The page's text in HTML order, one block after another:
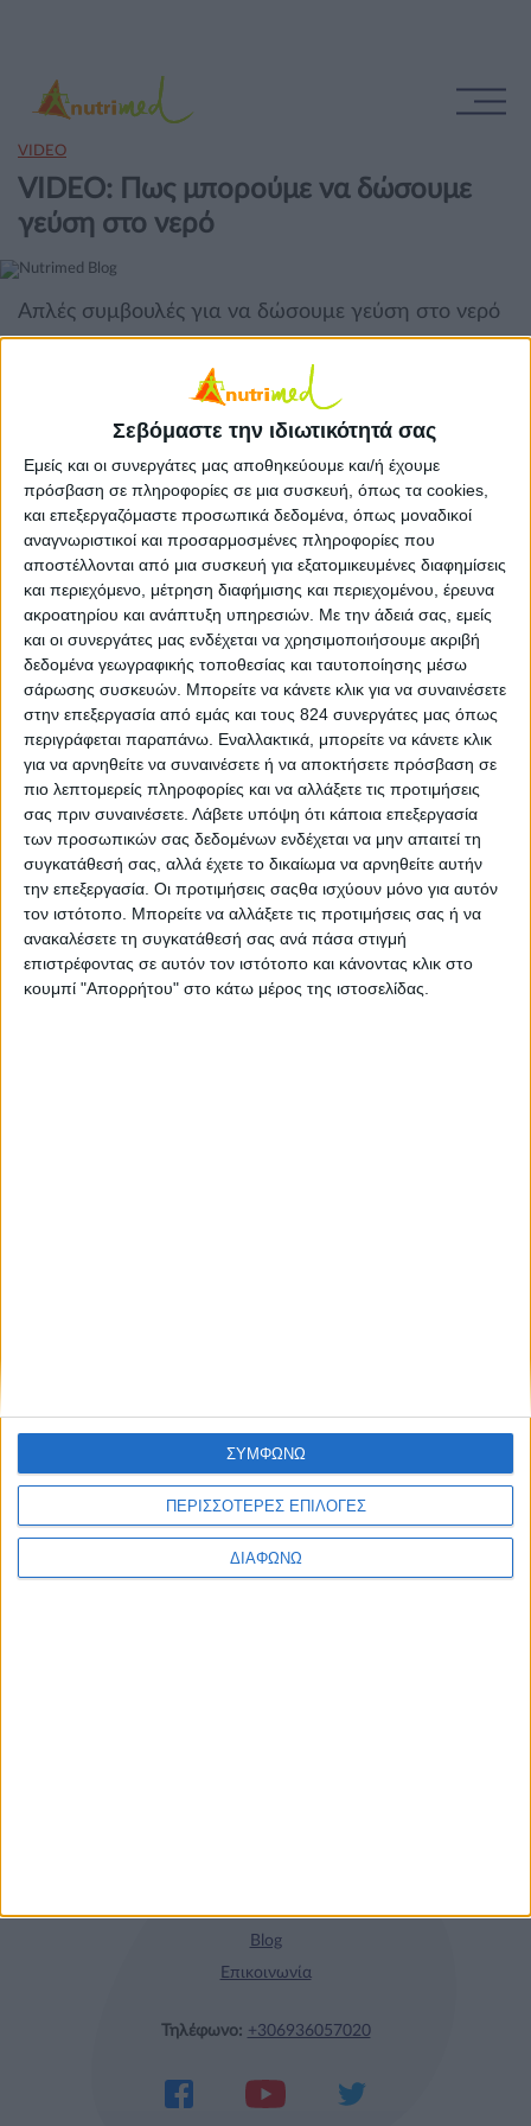
Σεβόμαστε την ιδιωτικότητά σας
Εμείς και οι συνεργάτες μας αποθηκεύουμε και/ή έχουμε
πρόσβαση σε πληροφορίες σε μια συσκευή, όπως τα cookies,
και επεξεργαζόμαστε προσωπικά δεδομένα, όπως μοναδικοί
αναγνωριστικοί και προσαρμοσμένες πληροφορίες που
αποστέλλονται από μια συσκευή για εξατομικευμένες διαφημίσεις
και περιεχόμενο, μέτρηση διαφήμισης και περιεχομένου, έρευνα
ακροατηρίου και ανάπτυξη υπηρεσιών. Με την άδειά σας, εμείς
και οι συνεργάτες μας ενδέχεται να χρησιμοποιήσουμε ακριβή
δεδομένα γεωγραφικής τοποθεσίας και ταυτοποίησης μέσω
σάρωσης συσκευών. Μπορείτε να κάνετε κλικ για να συναινέσετε
στην επεξεργασία από εμάς και τους 824 συνεργάτες μας όπως
περιγράφεται παραπάνω. Εναλλακτικά, μπορείτε να κάνετε κλικ
για να αρνηθείτε να συναινέσετε ή να αποκτήσετε πρόσβαση σε
πιο λεπτομερείς πληροφορίες και να αλλάξετε τις προτιμήσεις
σας πριν συναινέσετε. Λάβετε υπόψη ότι κάποια επεξεργασία
των προσωπικών σας δεδομένων ενδέχεται να μην απαιτεί τη
συγκατάθεσή σας, αλλά έχετε το δικαίωμα να αρνηθείτε αυτήν
την επεξεργασία. Οι προτιμήσεις σαςθα ισχύουν μόνο για αυτόν
τον ιστότοπο. Μπορείτε να αλλάξετε τις προτιμήσεις σας ή να
ανακαλέσετε τη συγκατάθεσή σας ανά πάσα στιγμή
επιστρέφοντας σε αυτόν τον ιστότοπο και κάνοντας κλικ στο
κουμπί "Απορρήτου" στο κάτω μέρος της ιστοσελίδας.
ΠΕΡΙΣΣΟΤΕΡΕΣ ΕΠΙΛΟΓΕΣ
ΔΙΑΦΩΝΩ
ΣΥΜΦΩΝΩ
VIDEO
VIDEO: Πως μπορούμε να δώσουμε
γεύση στο νερό
Απλές συμβουλές για να δώσουμε γεύση στο νερό
Απλές συμβουλές για να δώσουμε γεύση στο νερό
από τη διαιτολόγο-διατροφολόγο
την εκπομπή " Όλα για την υγεία μου" (Mega).
Περισσότερα
Υγεία, διατροφή & lifestyle
Διατροφή 2.0: τα
τρόφιμα του
μέλλοντος
18 ΜΑΙ
Φυτικά Εναλλακτικά
Κρέατος Garden
Gourmet: θρέψη και
απόλαυση σε κάθε
Blog
Επικοινωνία
Τηλέφωνο: +306936057020